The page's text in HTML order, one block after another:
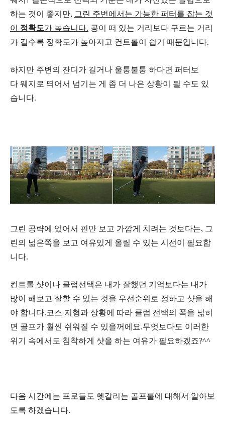
하는 것이 좋지만, 그린 주변에서는 가능한 퍼터를 잡는 것
이 정확도가 높습니다. 공이 떠 있는 거리보다 구르는 거리
가 길수록 정확도가 높아지고 컨트롤이 쉽기 때문입니다.
하지만 주변의 잔디가 길거나 울퉁불퉁 하다면 퍼터보
다 웨지로 띄어서 넘기는 게 좀 더 나은 상황이 될 수도 있
습니다.
그린 공략에 있어서 핀만 보고 가깝게 치려는 것보다는, 그
린의 넓은쪽을 보고 여유있게 올릴 수 있는 시선이 필요합
니다.
컨트롤 샷이나 클럽선택은 내가 잘했던 기억보다는 내가
많이 해보고 잘할 수 있는 것을 우선순위로 정하고 샷을 해
야 합니다.코스 지형과 상황에 따라 클럽 선택의 폭을 넓히
면 골프가 훨씬 쉬워질 수 있을꺼에요.무엇보다도 이러한
위기 속에서도 침착하게 샷을 하는 여유가 필요하겠죠?^^
다음 시간에는 프로들도 헷갈리는 골프룰에 대해서 알아보
도록 하겠습니다.